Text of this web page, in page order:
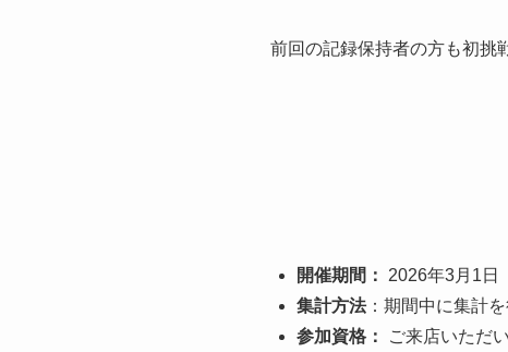
前回の記録保持者の方も初挑
開催期間：
2026年3月1日
集計方法：期間中に集計
参加資格：
ご来店いただ